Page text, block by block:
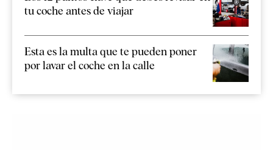
tu coche antes de viajar
Esta es la multa que te pueden poner
por lavar el coche en la calle